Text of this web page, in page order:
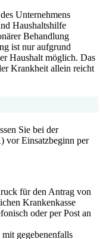
Unternehmens
Haushaltshilfe
Behandlung
ist nur aufgrund
Haushalt möglich. Das
Krankheit allein reicht
Sie bei der
vor Einsatzbeginn per
für den Antrag von
Krankenkasse
oder per Post an
gegebenenfalls